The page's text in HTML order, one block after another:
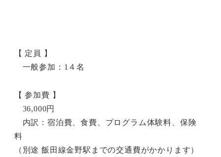
【 定員 】
一般参加：1４名
【 参加費 】
36,000円
内訳：宿泊費、食費、プログラム体験料、保険
料
（別途 飯田線金野駅までの交通費がかかります）